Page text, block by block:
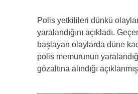
Polis yetkilileri dünkü
yaralandığını açıkladı.
başlayan olaylarda düne
polis memurunun
gözaltına alındığı